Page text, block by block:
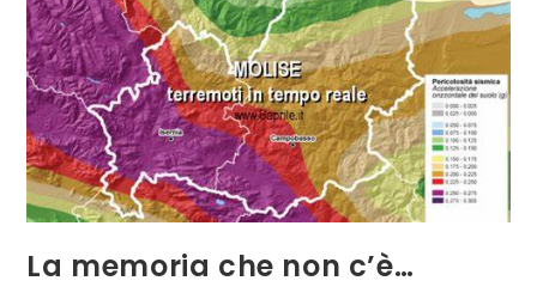
La memoria che non c’è…